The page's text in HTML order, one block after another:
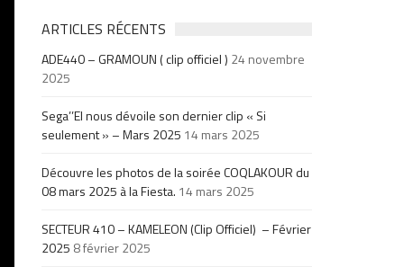
ARTICLES RÉCENTS
ADE440 – GRAMOUN ( clip officiel ) 24 novembre
2025
Sega’’El nous dévoile son dernier clip « Si
seulement » – Mars 2025 14 mars 2025
Découvre les photos de la soirée COQLAKOUR du
08 mars 2025 à la Fiesta. 14 mars 2025
SECTEUR 410 – KAMELEON (Clip Officiel) – Février
2025 8 février 2025